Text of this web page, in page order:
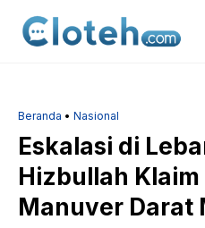
Beranda • Nasional
Eskalasi di
Hizbullah Klaim
Manuver Darat